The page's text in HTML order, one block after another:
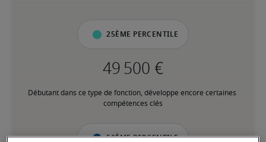
25ème percentile
Débutant dans ce type de fonction, développe encore certaines
compétences clés
50ème percentile